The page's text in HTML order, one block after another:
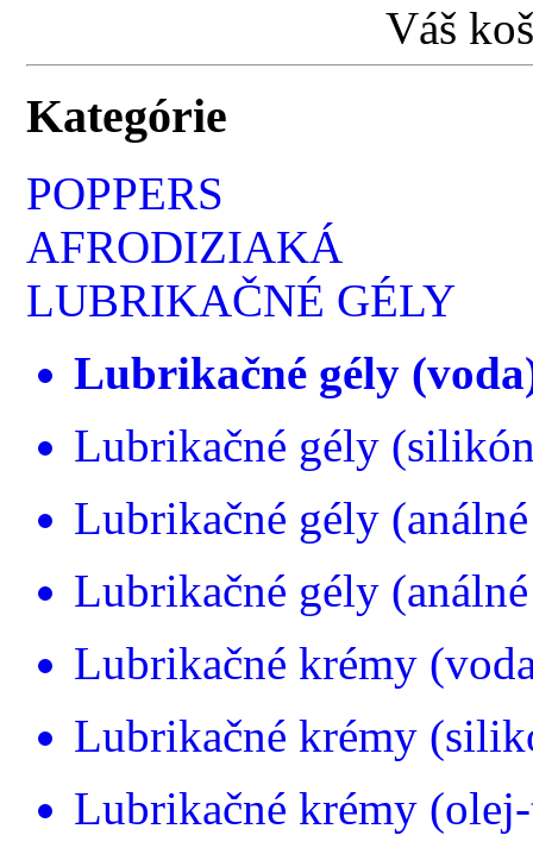
Váš
Kategórie
POPPERS
AFRODIZIAKÁ
LUBRIKAČNÉ GÉLY
Lubrikačné gély
Lubrikačné gély
Lubrikačné gély
Lubrikačné gély
Lubrikačné krémy
Lubrikačné krémy
Lubrikačné krémy